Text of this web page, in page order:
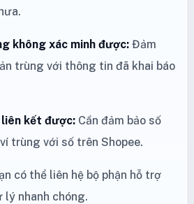
không xác minh được: Đảm
trùng với thông tin đã khai báo
kết được: Cần đảm bảo số
trùng với số trên Shopee.
có thể liên hệ bộ phận hỗ trợ
lý nhanh chóng.